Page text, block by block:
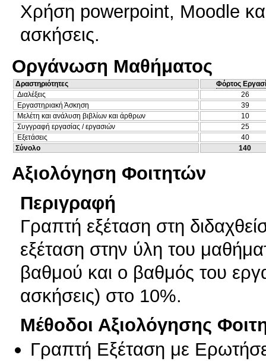
Χρήση powerpoint, Moodle
ασκήσεις.
Οργάνωση Μαθήματος
Δραστηριότητες
Φόρτος
Διαλέξεις
26
Εργαστηριακή Άσκηση
39
Μελέτη και ανάλυση βιβλίων και άρθρων
10
Συγγραφή εργασίας / εργασιών
25
Εξετάσεις
40
Σύνολο
140
Αξιολόγηση Φοιτητών
Περιγραφή
Γραπτή εξέταση στη
εξέταση στην ύλη του
βαθμού και ο βαθμός του
ασκήσεις) στο 10%.
Μέθοδοι Αξιολόγησης
Γραπτή Εξέταση με